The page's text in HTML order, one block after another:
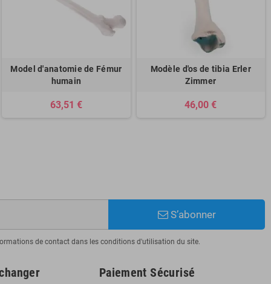
Model d'anatomie de Fémur
humain
63,51 €
Modèle d'os de tibia Erler
Zimmer
46,00 €
S’abonner
de contact dans les conditions d'utilisation du site.
Paiement Sécurisé